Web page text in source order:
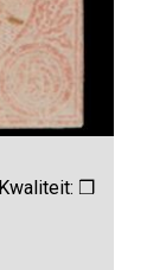
Kwaliteit: ❒